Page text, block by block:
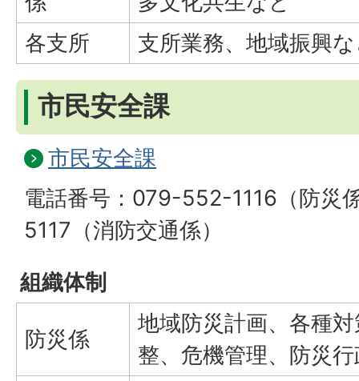
各支所
支所業務、地域振興
市民安全課
市民安全課
電話番号：079-552-1116（防災
5117（消防交通係）
組織体制
防災係
地域防災計画、各種
整、危機管理、防災